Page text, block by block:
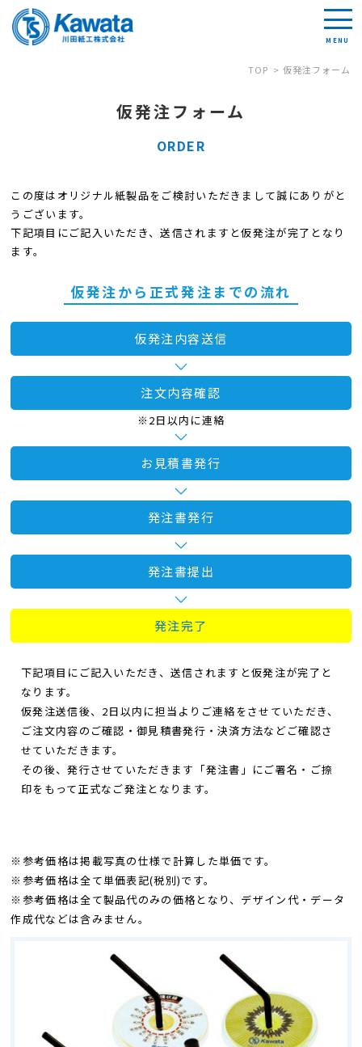
TOP 仮発注フォーム
仮発注フォーム
ORDER
この度はオリジナル紙製品をご検討いただきまして誠にありがと
うございます。
下記項目にご記入いただき、送信されますと仮発注が完了となり
ます。
仮発注から正式発注までの流れ
仮発注内容送信
注文内容確認
※2日以内に連絡
お見積書発行
発注書発行
発注書提出
発注完了
下記項目にご記入いただき、送信されますと仮発注が完了と
なります。
仮発注送信後、2日以内に担当よりご連絡をさせていただき、
ご注文内容のご確認・御見積書発行・決済方法などご確認さ
せていただきます。
その後、発行させていただきます「発注書」にご署名・ご捺
印をもって正式なご発注となります。
※参考価格は掲載写真の仕様で計算した単価です。
※参考価格は全て単価表記(税別)です。
※参考価格は全て製品代のみの価格となり、デザイン代・データ
作成代などは含みません。